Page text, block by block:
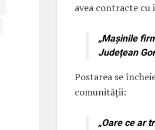
avea contracte cu
„Mașinile
Județean
Postarea se
comunității:
„Oare ce ar